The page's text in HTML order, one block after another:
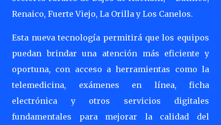
Renaico, Fuerte Viejo, La Orilla y Los Canelos.
Esta nueva tecnología permitirá que los equipos
puedan brindar una atención más eficiente y
oportuna, con acceso a herramientas como la
telemedicina, exámenes en línea, ficha
electrónica y otros servicios digitales
fundamentales para mejorar la calidad del